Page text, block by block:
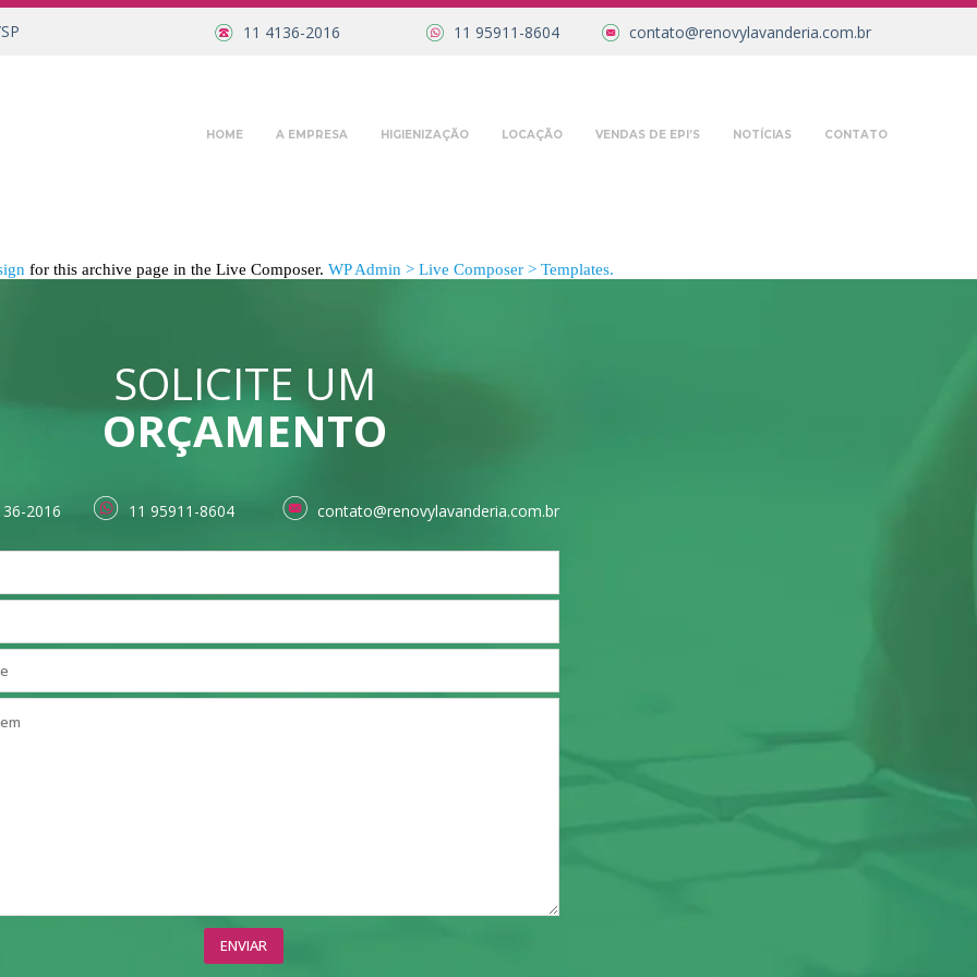
11 4136-2016 11 95911-8604 contato@renovylavanderia.com.br
HOME A EMPRESA HIGIENIZAÇÃO LOCAÇÃO VENDAS DE EPI’S NOTÍCIAS CONTATO
for this archive page in the Live Composer. WP Admin > Live Composer > Templates.
SOLICITE UM
ORÇAMENTO
2016 11 95911-8604 contato@renovylavanderia.com.br